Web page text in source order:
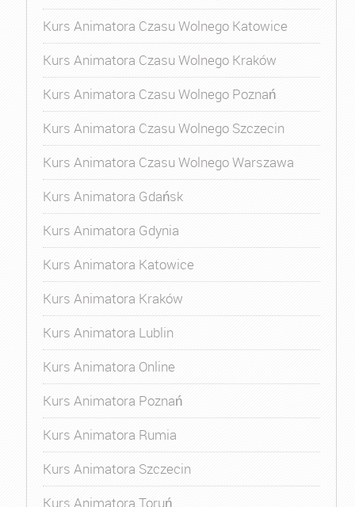
Kurs Animatora Czasu Wolnego Katowice
Kurs Animatora Czasu Wolnego Kraków
Kurs Animatora Czasu Wolnego Poznań
Kurs Animatora Czasu Wolnego Szczecin
Kurs Animatora Czasu Wolnego Warszawa
Kurs Animatora Gdańsk
Kurs Animatora Gdynia
Kurs Animatora Katowice
Kurs Animatora Kraków
Kurs Animatora Lublin
Kurs Animatora Online
Kurs Animatora Poznań
Kurs Animatora Rumia
Kurs Animatora Szczecin
Kurs Animatora Toruń